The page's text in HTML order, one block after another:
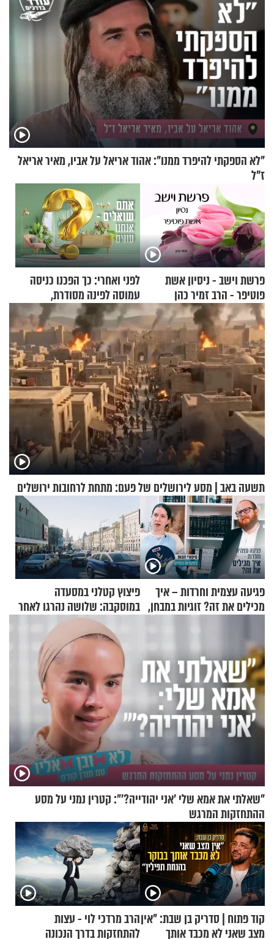
"לא הספקתי להיפרד ממנו": אהוד אריאל על אביו, מאיר אריאל
ז"ל
פרשת וישב - ניסיון אשת
פוטיפר - הרב זמיר כהן
לפני ואחרי: כך הפכנו כניסה
עמוסה לפינה מסודרת,
שימושית ומזמינה
תשעה באב | מסע לירושלים של פעם: מתחת לרחובות ירושלים
פגיעה עצמית וחרדות – איך
מכילים את זה? זוגיות במבחן,
פיצוץ קטלני במסעדה
במוסקבה: שלושה נהרגו לאחר
שמטען שנשאה אישה התפוצץ
"שאלתי את אמא שלי 'אני יהודייה?'": קטרין נמני על מסע
ההתחזקות המרגש
קוד פתוח | סדריק בן שבת: "אין
מצב שאני לא מכבד אותך
הרב מרדכי לוי - עצות
להתחזקות בדרך הנכונה